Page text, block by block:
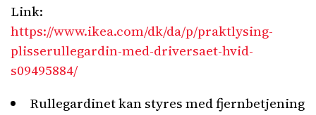
Link:
https://www.ikea.com/dk/da/p/praktlysing-
plisserullegardin-med-driversaet-hvid-
s09495884/
Rullegardinet kan styres med fjernbetjening